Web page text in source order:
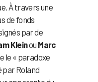
À travers une
de fonds
par de
Kleinou Marc
le « paradoxe
Roland